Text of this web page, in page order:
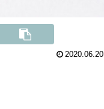
2020.06.20